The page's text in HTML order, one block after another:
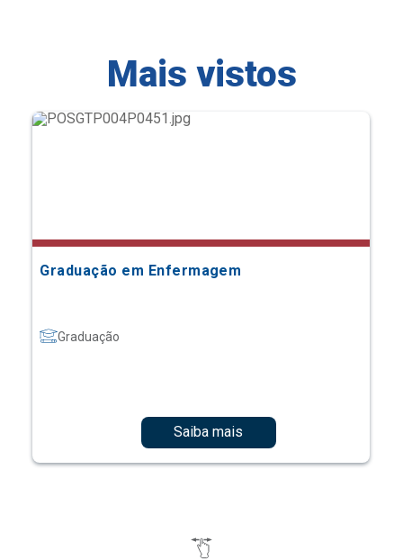
Mais vistos
Graduação em Enfermagem
Graduação
Saiba mais